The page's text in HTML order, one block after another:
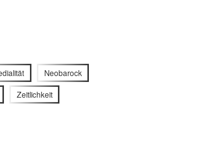
Neobarock
Zeitlichkeit